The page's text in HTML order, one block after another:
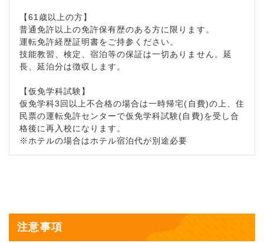
【61歳以上の方】
普通免許以上の免許保有歴のある方に限ります。
運転免許経歴証明書をご持参ください。
技能教習、検定、宿泊等の保証は一切ありません。延
長、延泊分は徴収します。
【仮免学科試験】
仮免学科3回以上不合格の場合は一時帰宅(自費)の上、住
民票の運転免許センターで仮免学科試験(自費)を受し合
格後に再入校になります。
※ホテルの場合はホテル宿泊代が別途必要
注意事項